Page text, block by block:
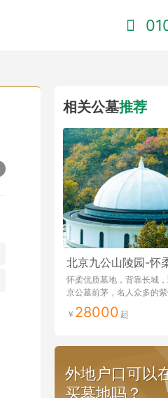
相关公墓推荐
北京九公山陵园-怀
怀柔优质墓地，背靠长城
京公墓前茅，名人众多的
28000
外地户口可以
买墓地吗？